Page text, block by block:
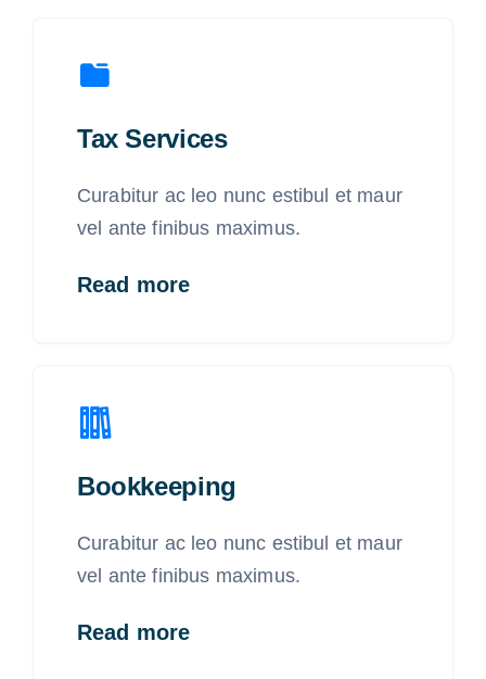
Tax Services
Curabitur ac leo nunc estibul et maur
vel ante finibus maximus.
Read more
Bookkeeping
Curabitur ac leo nunc estibul et maur
vel ante finibus maximus.
Read more